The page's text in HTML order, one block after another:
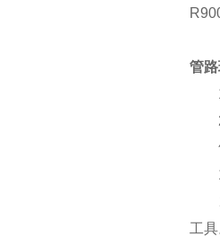
管
1
2
气
1
工